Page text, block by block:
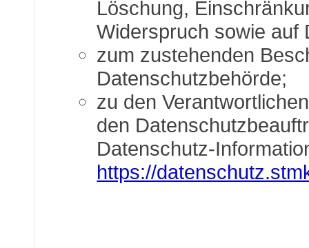
Löschung,
Widerspruch sowie auf
zum zustehenden
Datenschutzbehörde;
zu den
den
Datenschutz-
https://